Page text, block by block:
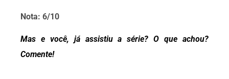
Nota: 6/10
Mas e você, já assistiu a série? O que achou?
Comente!